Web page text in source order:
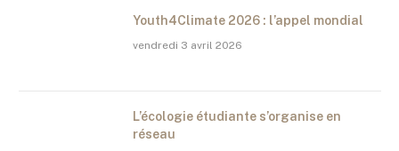
Youth4Climate 2026 : l’appel mondial
vendredi 3 avril 2026
L’écologie étudiante s’organise en
réseau